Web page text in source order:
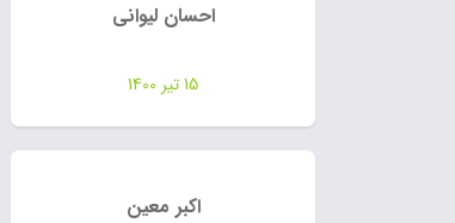
احسان لیوانی
15 تیر 1400
اکبر معین